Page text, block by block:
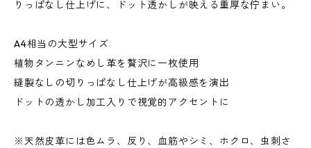
りっぱなし仕上げに、ドット透かしが映える重厚な佇まい。
A4相当の大型サイズ
植物タンニンなめし革を贅沢に一枚使用
縫製なしの切りっぱなし仕上げが高級感を演出
ドットの透かし加工入りで視覚的アクセントに
※天然皮革には色ムラ、反り、血筋やシミ、ホクロ、虫刺さ